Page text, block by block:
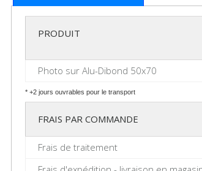
PRODUIT
Photo sur Alu-Dibond 50x70
* +2 jours ouvrables pour le transport
FRAIS PAR COMMANDE
Frais de traitement